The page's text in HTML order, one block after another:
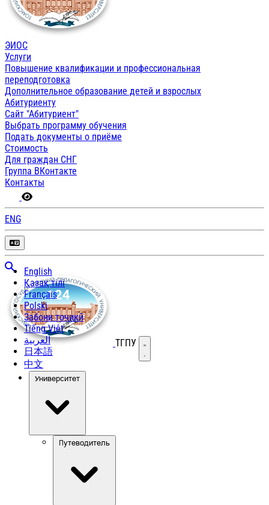
ЭИОС
Услуги
Повышение квалификации и профессиональная
переподготовка
Дополнительное образование детей и взрослых
Абитуриенту
Сайт "Абитуриент"
Выбрать программу обучения
Подать документы о приёме
Стоимость
Для граждан СНГ
Группа ВКонтакте
Контакты
ENG
English
Қазақ тілі
Français
Polski
Забони тоҷикӣ
Tiếng Việt
العربية
日本語
中文
ТГПУ Открыть меню
Университет
Путеводитель